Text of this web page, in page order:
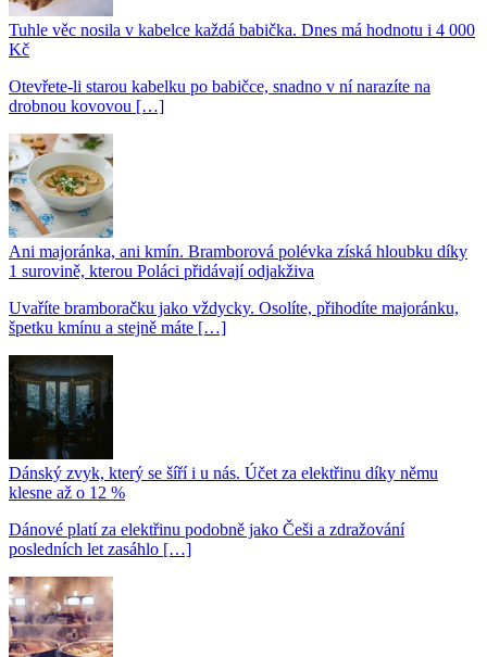
Tuhle věc nosila v kabelce každá babička. Dnes má hodnotu i 4 000
Kč
Otevřete-li starou kabelku po babičce, snadno v ní narazíte na
drobnou kovovou […]
Ani majoránka, ani kmín. Bramborová polévka získá hloubku díky
1 surovině, kterou Poláci přidávají odjakživa
Uvaříte bramboračku jako vždycky. Osolíte, přihodíte majoránku,
špetku kmínu a stejně máte […]
Dánský zvyk, který se šíří i u nás. Účet za elektřinu díky němu
klesne až o 12 %
Dánové platí za elektřinu podobně jako Češi a zdražování
posledních let zasáhlo […]